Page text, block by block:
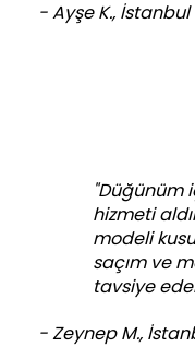
- Ayşe K., İstanbul
"Düğünüm
hizmeti
modeli
saçım ve
tavsiye
- Zeynep M.,